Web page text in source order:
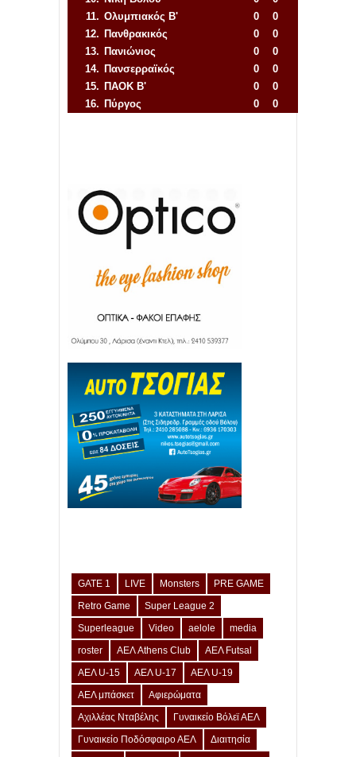
11. Ολυμπιακός Β' 0
0
12. Πανθρακικός 0
0
13. Πανιώνιος 0
0
14. Πανσερραϊκός 0
0
15. ΠΑΟΚ Β' 0
0
16. Πύργος 0
0
GATE 1 LIVE Monsters
PRE GAME
Retro Game
Super League 2
Superleague
Video aelole
media
roster
ΑΕΛ Athens Club
ΑΕΛ Futsal
ΑΕΛ U-15
ΑΕΛ U-17
ΑΕΛ U-19
ΑΕΛ μπάσκετ
Αφιερώματα
Αχιλλέας Νταβέλης
Γυναικείο Βόλεϊ ΑΕΛ
Γυναικείο Ποδόσφαιρο ΑΕΛ
Διαιτησία